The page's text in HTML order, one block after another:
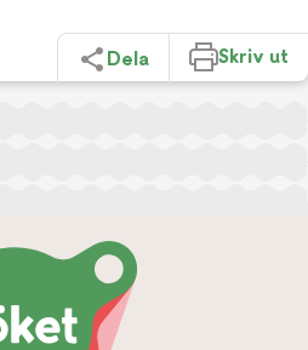
Dela Skriv ut